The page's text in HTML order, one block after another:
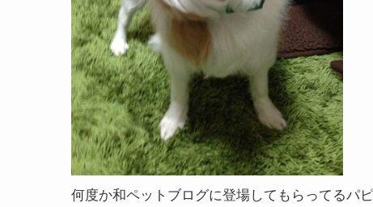
何度か和ペットブログに登場してもらってるパ